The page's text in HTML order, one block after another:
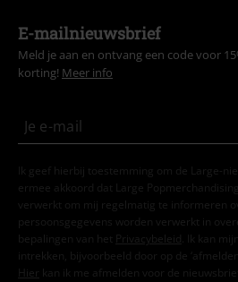
E-mailnieuwsbrief
Meld je aan en ontvang een code voor
korting! Meer info
Ik geef hierbij toestemming om de Large-
ermee akkoord dat Large
verwerkt om mij regelmatig te informeren
persoonsgegevens worden verwerkt in
bepalingen van het
Privacybeleid . Ik kan
intrekken, bijvoorbeeld door op de
Hier kan ik me afmelden voor de nieuwsbrief.